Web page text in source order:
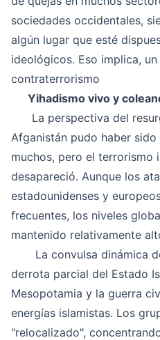
sociedades occidentales,
algún lugar que esté
ideológicos. Eso implica,
contraterrorismo
Yihadismo vivo y
La perspectiva del
Afganistán pudo haber
muchos, pero el terrorismo
desapareció. Aunque los
estadounidenses y
frecuentes, los niveles
mantenido relativamente
La convulsa dinámica
derrota parcial del Estado
Mesopotamia y la guerra
energías islamistas. Los
"relocalizado",